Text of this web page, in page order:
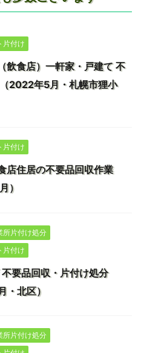
片付け
飲食店）一軒家・戸建て 不
2022年5月・札幌市狸小
片付け
店住居の不要品回収作業
）
所片付け処分
片付け
要品回収・片付け処分
・北区）
所片付け処分